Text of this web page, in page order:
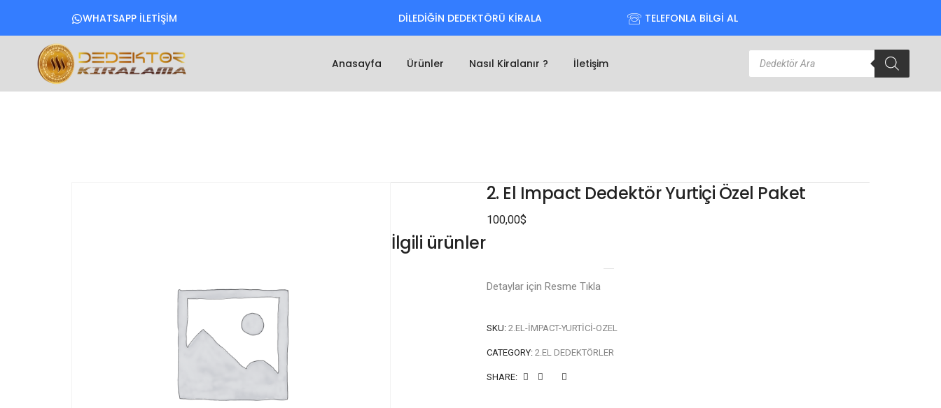
WHATSAPP İLETİŞİM DİLEDİĞİN DEDEKTÖRÜ KİRALA TELEFONLA BİLGİ AL
Anasayfa Ürünler Nasıl Kiralanır ? İletişim
2. El Impact Dedektör Yurtiçi Özel Paket
100,00$
Detaylar için Resme Tıkla
SKU: 2.EL-IMPACT-YURTICI-OZEL
CATEGORY: 2.EL DEDEKTÖRLER
SHARE:
İlgili ürünler